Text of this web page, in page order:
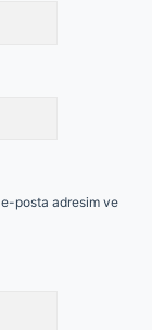
e-posta adresim ve